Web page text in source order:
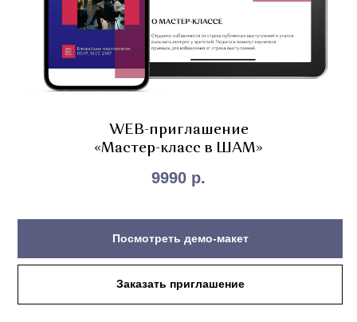
WEB-приглашение
«Мастер-класс в ШАМ»
9990 р.
Посмотреть демо-макет
Заказать приглашение